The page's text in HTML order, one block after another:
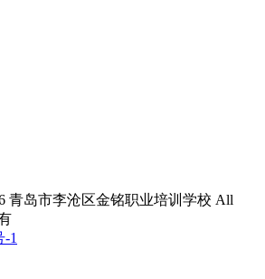
青岛市李沧区金铭职业培训学校 All
-1